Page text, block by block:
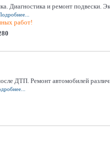
Диагностика и ремонт
работ!
ДТП. Ремонт автомобилей